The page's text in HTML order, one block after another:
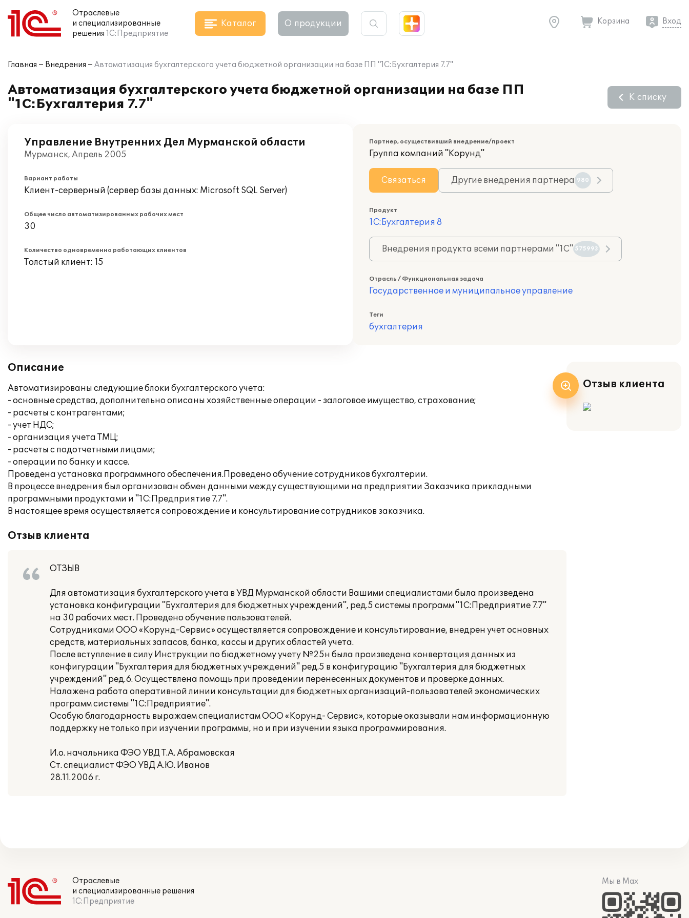
Отраслевые
и специализированные
решения 1С:Предприятие
Каталог О продукции Корзина Вход
Главная Внедрения Автоматизация бухгалтерского учета бюджетной организации на базе ПП "1С:Бухгалтерия 7.7"
Автоматизация бухгалтерского учета бюджетной организации на базе ПП
"1С:Бухгалтерия 7.7"
К списку
Управление Внутренних Дел Мурманской области
Мурманск, Апрель 2005
Вариант работы
Клиент-серверный (сервер базы данных: Microsoft SQL Server)
Общее число автоматизированных рабочих мест
30
Количество одновременно работающих клиентов
Толстый клиент: 15
Партнер, осуществивший внедрение/проект
Группа компаний "Корунд"
Связаться Другие внедрения партнера 980
Продукт
1С:Бухгалтерия 8
Внедрения продукта всеми партнерами "1С" 575993
Отрасль / Функциональная задача
Государственное и муниципальное управление
Теги
бухгалтерия
Описание
Автоматизированы следующие блоки бухгалтерского учета:
- основные средства, дополнительно описаны хозяйственные операции - залоговое имущество, страхование;
- расчеты с контрагентами;
- учет НДС;
- организация учета ТМЦ;
- расчеты с подотчетными лицами;
- операции по банку и кассе.
Проведена установка программного обеспечения.Проведено обучение сотрудников бухгалтерии.
В процессе внедрения был организован обмен данными между существующими на предприятии Заказчика прикладными
программными продуктами и "1С:Предприятие 7.7".
В настоящее время осуществляется сопровождение и консультирование сотрудников заказчика.
Отзыв клиента
ОТЗЫВ
Для автоматизация бухгалтерского учета в УВД Мурманской области Вашими специалистами была произведена
установка конфигурации "Бухгалтерия для бюджетных учреждений", ред.5 системы программ "1С:Предприятие 7.7"
на 30 рабочих мест. Проведено обучение пользователей.
Сотрудниками ООО «Корунд-Сервис» осуществляется сопровождение и консультирование, внедрен учет основных
средств, материальных запасов, банка, кассы и других областей учета.
После вступление в силу Инструкции по бюджетному учету №25н была произведена конвертация данных из
конфигурации "Бухгалтерия для бюджетных учреждений" ред.5 в конфигурацию "Бухгалтерия для бюджетных
учреждений" ред.6. Осуществлена помощь при проведении перенесенных документов и проверке данных.
Налажена работа оперативной линии консультации для бюджетных организаций-пользователей экономических
программ системы "1С:Предприятие".
Особую благодарность выражаем специалистам ООО «Корунд- Сервис», которые оказывали нам информационную
поддержку не только при изучении программы, но и при изучении языка программирования.
И.о. начальника ФЭО УВД Т.А. Абрамовская
Ст. специалист ФЭО УВД А.Ю. Иванов
28.11.2006 г.
Отзыв клиента
Отраслевые
и специализированные решения
1С:Предприятие
Мы в Max